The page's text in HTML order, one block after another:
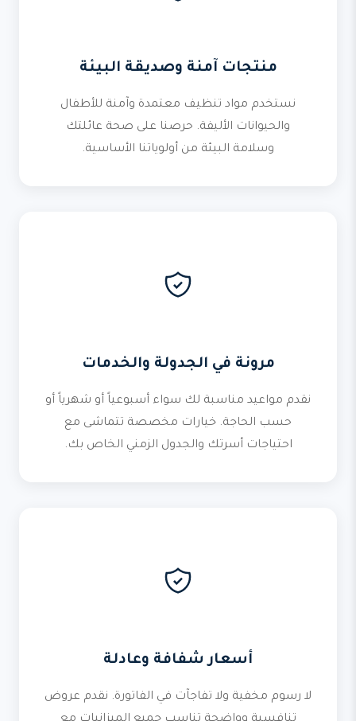
منتجات آمنة وصديقة البيئة
نستخدم مواد تنظيف معتمدة وآمنة للأطفال
والحيوانات الأليفة. حرصنا على صحة عائلتك
وسلامة البيئة من أولوياتنا الأساسية.
مرونة في الجدولة والخدمات
نقدم مواعيد مناسبة لك سواء أسبوعياً أو شهرياً أو
حسب الحاجة. خيارات مخصصة تتماشى مع
احتياجات أسرتك والجدول الزمني الخاص بك.
أسعار شفافة وعادلة
لا رسوم مخفية ولا تفاجآت في الفاتورة. نقدم عروض